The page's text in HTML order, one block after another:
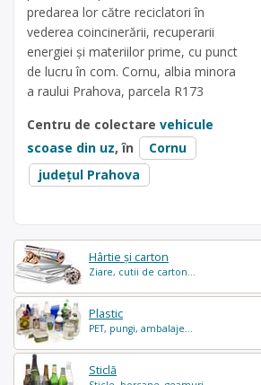
Hârtie și carton
Ziare, cutii de carton...
Plastic
PET, pungi, ambalaje...
Sticlă
predarea lor către reciclatori în
vederea coincinerării, recuperarii
energiei și materiilor prime, cu punct
de lucru în com. Cornu, albia minora
a raului Prahova, parcela R173
Centru de colectare vehicule
scoase din uz, în
Cornu
județul Prahova